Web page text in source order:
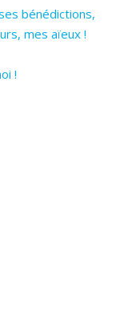
bénédictions,
mes aïeux !
!